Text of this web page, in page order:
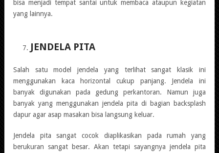
bisa menjadi tempat santai untuk membaca ataupun kegiatan
yang lainnya.
JENDELA PITA
Salah satu model jendela yang terlihat sangat klasik ini
menggunakan kaca horizontal cukup panjang. Jendela ini
banyak digunakan pada gedung perkantoran. Namun juga
banyak yang menggunakan jendela pita di bagian backsplash
dapur agar asap masakan bisa langsung keluar.
Jendela pita sangat cocok diaplikasikan pada rumah yang
berukuran sangat besar. Akan tetapi sayangnya jendela pita